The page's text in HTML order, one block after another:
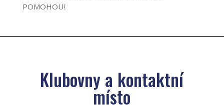
POMOHOU!
Klubovny a kontaktní
místo